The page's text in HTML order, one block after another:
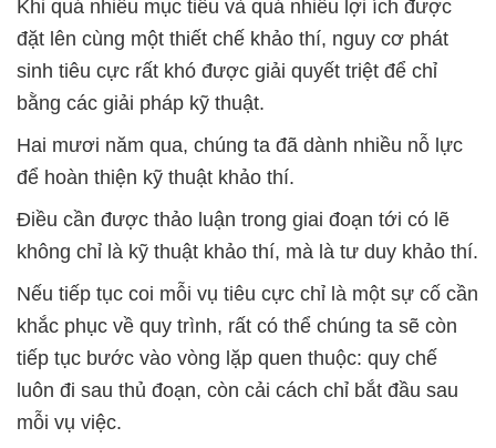
Khi quá nhiều mục tiêu và quá nhiều lợi ích được
đặt lên cùng một thiết chế khảo thí, nguy cơ phát
sinh tiêu cực rất khó được giải quyết triệt để chỉ
bằng các giải pháp kỹ thuật.
Hai mươi năm qua, chúng ta đã dành nhiều nỗ lực
để hoàn thiện kỹ thuật khảo thí.
Điều cần được thảo luận trong giai đoạn tới có lẽ
không chỉ là kỹ thuật khảo thí, mà là tư duy khảo thí.
Nếu tiếp tục coi mỗi vụ tiêu cực chỉ là một sự cố cần
khắc phục về quy trình, rất có thể chúng ta sẽ còn
tiếp tục bước vào vòng lặp quen thuộc: quy chế
luôn đi sau thủ đoạn, còn cải cách chỉ bắt đầu sau
mỗi vụ việc.